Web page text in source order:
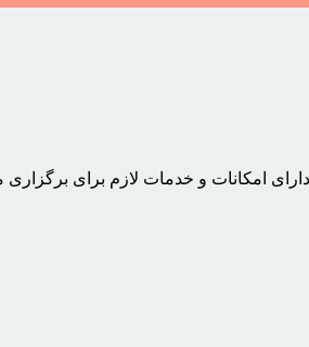
امکانات و خدمات لازم برای